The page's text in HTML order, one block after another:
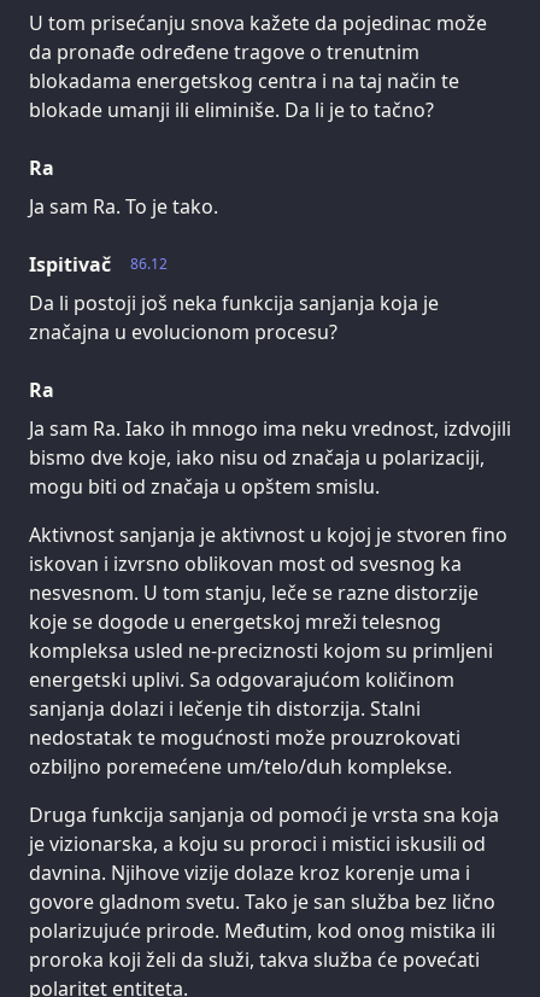
U tom prisećanju snova kažete da pojedinac može
da pronađe određene tragove o trenutnim
blokadama energetskog centra i na taj način te
blokade umanji ili eliminiše. Da li je to tačno?
Ra
Ja sam Ra. To je tako.
86.12
Ispitivač
Da li postoji još neka funkcija sanjanja koja je
značajna u evolucionom procesu?
Ra
Ja sam Ra. Iako ih mnogo ima neku vrednost, izdvojili
bismo dve koje, iako nisu od značaja u polarizaciji,
mogu biti od značaja u opštem smislu.
Aktivnost sanjanja je aktivnost u kojoj je stvoren fino
iskovan i izvrsno oblikovan most od svesnog ka
nesvesnom. U tom stanju, leče se razne distorzije
koje se dogode u energetskoj mreži telesnog
kompleksa usled ne-preciznosti kojom su primljeni
energetski uplivi. Sa odgovarajućom količinom
sanjanja dolazi i lečenje tih distorzija. Stalni
nedostatak te mogućnosti može prouzrokovati
ozbiljno poremećene um/telo/duh komplekse.
Druga funkcija sanjanja od pomoći je vrsta sna koja
je vizionarska, a koju su proroci i mistici iskusili od
davnina. Njihove vizije dolaze kroz korenje uma i
govore gladnom svetu. Tako je san služba bez lično
polarizujuće prirode. Međutim, kod onog mistika ili
proroka koji želi da služi, takva služba će povećati
polaritet entiteta.